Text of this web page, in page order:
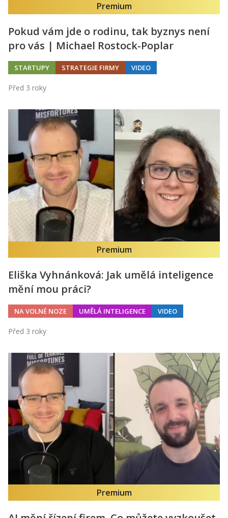
Premium
Pokud vám jde o rodinu, tak byznys není
pro vás | Michael Rostock-Poplar
STARTUPY STRATEGIE FIRMY VIDEO
Před 3 roky
Premium
Eliška Vyhnánková: Jak umělá inteligence
mění mou práci?
NA VOLNÉ NOZE UMĚLÁ INTELIGENCE VIDEO
Před 3 roky
Premium